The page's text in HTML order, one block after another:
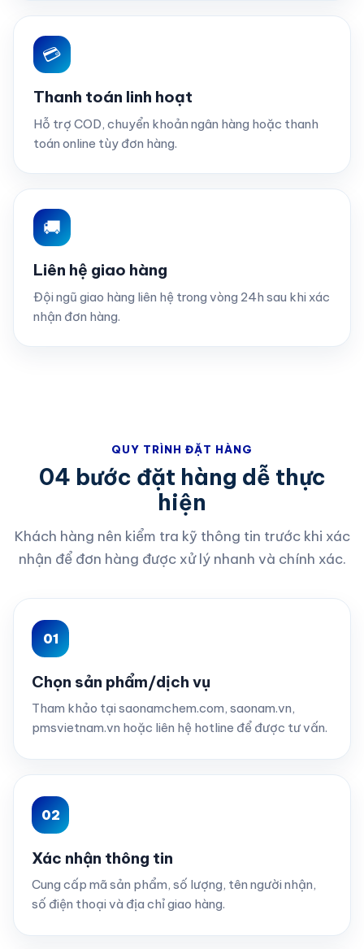
💳
Thanh toán linh hoạt
Hỗ trợ COD, chuyển khoản ngân hàng hoặc thanh
toán online tùy đơn hàng.
🚚
Liên hệ giao hàng
Đội ngũ giao hàng liên hệ trong vòng 24h sau khi xác
nhận đơn hàng.
QUY TRÌNH ĐẶT HÀNG
04 bước đặt hàng dễ thực
hiện
Khách hàng nên kiểm tra kỹ thông tin trước khi xác
nhận để đơn hàng được xử lý nhanh và chính xác.
Chọn sản phẩm/dịch vụ
Tham khảo tại saonamchem.com, saonam.vn,
pmsvietnam.vn hoặc liên hệ hotline để được tư vấn.
Xác nhận thông tin
Cung cấp mã sản phẩm, số lượng, tên người nhận,
số điện thoại và địa chỉ giao hàng.